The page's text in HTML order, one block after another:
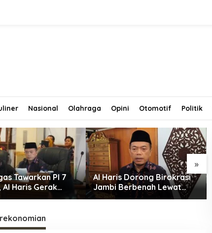
Nasional Olahraga Opini Otomotif Politik
»
Tawarkan PI 7
Al Haris Gerak
Bersama
Al Haris Dorong Birokrasi
Jambi Berbenah Lewat
Evaluasi SAKIP 2025